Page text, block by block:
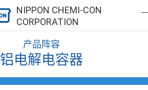
NIPPON CHEMI-CON
CORPORATION
产品阵容
铝电解电容器